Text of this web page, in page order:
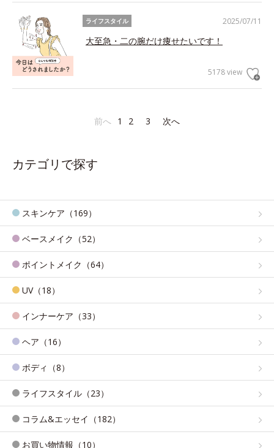
2025/07/11
ライフスタイル
大至急・二の腕だけ痩せたいです！
5178 view
前へ 1 2 3 次へ
カテゴリで探す
スキンケア（169）
ベースメイク（52）
ポイントメイク（64）
UV（18）
インナーケア（33）
ヘア（16）
ボディ（8）
ライフスタイル（23）
コラム&エッセイ（182）
お買い物情報（10）